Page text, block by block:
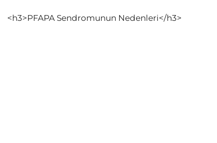
<h3>PFAPA Sendromunun Nedenleri</h3>